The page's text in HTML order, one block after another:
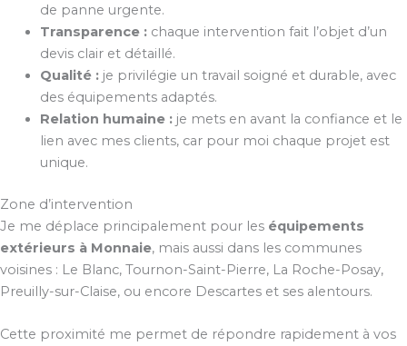
de panne urgente.
Transparence :chaque intervention fait l’objet d’un
devis clair et détaillé.
Qualité :je privilégie un travail soigné et durable, avec
des équipements adaptés.
Relation humaine :je mets en avant la confiance et le
lien avec mes clients, car pour moi chaque projet est
unique.
Zone d’intervention
Je me déplace principalement pour les équipements
extérieurs à Monnaie, mais aussi dans les communes
voisines : Le Blanc, Tournon-Saint-Pierre, La Roche-Posay,
Preuilly-sur-Claise, ou encore Descartes et ses alentours.
Cette proximité me permet de répondre rapidement à vos